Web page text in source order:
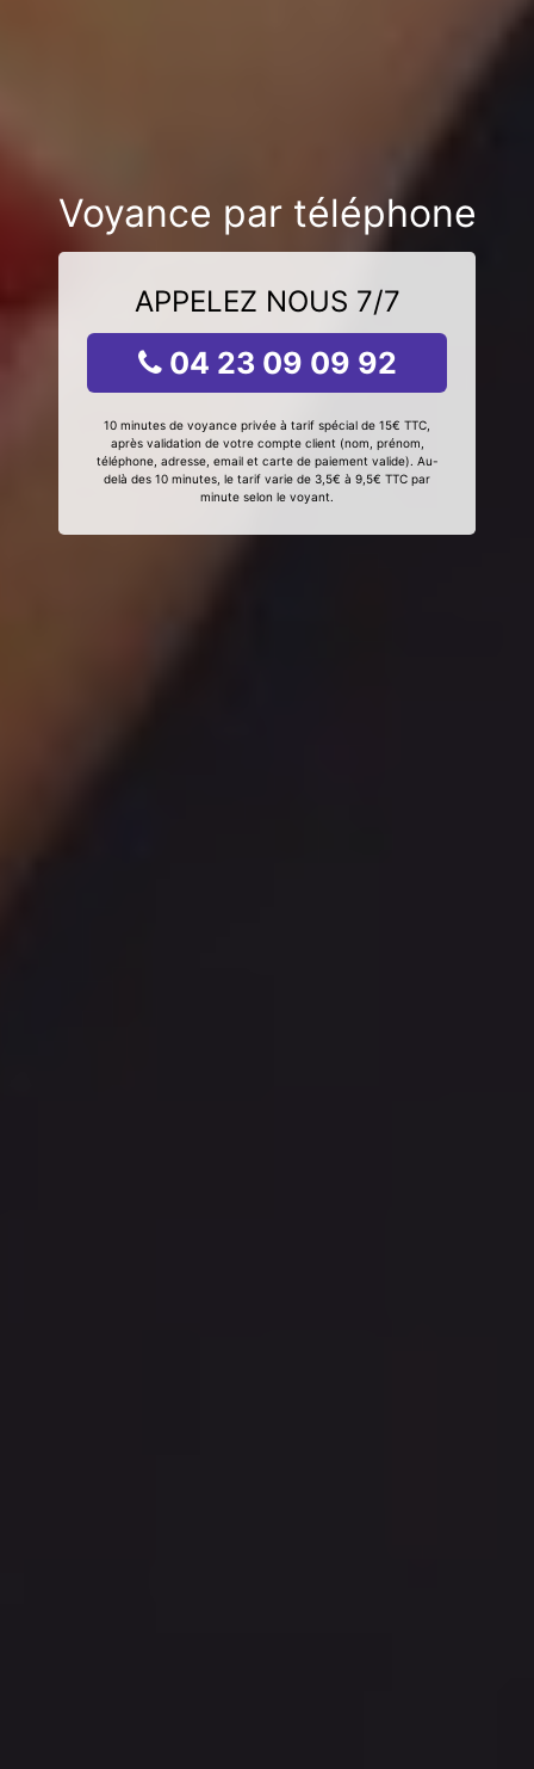
Voyance par téléphone
APPELEZ NOUS 7/7
04 23 09 09 92
10 minutes de voyance privée à tarif spécial de 15€ TTC,
après validation de votre compte client (nom, prénom,
téléphone, adresse, email et carte de paiement valide). Au-
delà des 10 minutes, le tarif varie de 3,5€ à 9,5€ TTC par
minute selon le voyant.